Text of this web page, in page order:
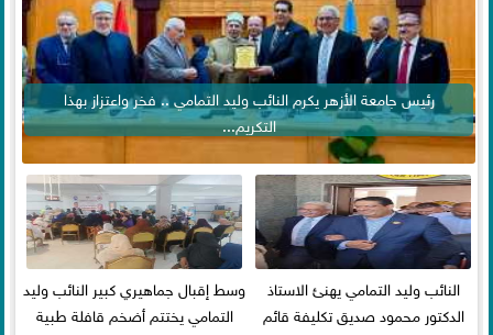
رئيس جامعة الأزهر يكرم النائب وليد التمامي .. فخر واعتزاز بهذا
التكريم...
النائب وليد التمامي يهنئ الاستاذ
الدكتور محمود صديق تكليفة قائم
وسط إقبال جماهيري كبير النائب وليد
التمامي يختتم أضخم قافلة طبية